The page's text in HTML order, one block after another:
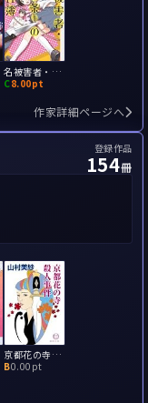
名被害者・一条（仮名）の事件簿
C8.00pt
作家詳細ページへ
登録作品
154冊
京都花の寺殺人事件
B0.00pt